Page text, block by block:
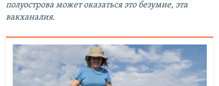
полуострова может оказаться это безумие, эта
вакханалия.